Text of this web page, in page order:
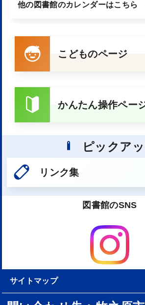
他の図書館のカレンダーはこちら
こどものページ
かんたん操作ペー
ピックア
リンク集
図書館のSNS
サイトマップ